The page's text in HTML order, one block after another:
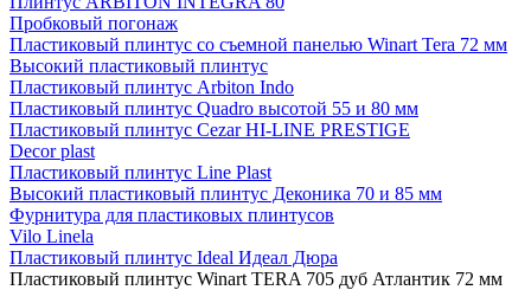
Пробковый погонаж
Пластиковый плинтус со съемной панелью Winart Tera 72 мм
Высокий пластиковый плинтус
Пластиковый плинтус Arbiton Indo
Пластиковый плинтус Quadro высотой 55 и 80 мм
Пластиковый плинтус Cezar HI-LINE PRESTIGE
Decor plast
Пластиковый плинтус Line Plast
Высокий пластиковый плинтус Деконика 70 и 85 мм
Фурнитура для пластиковых плинтусов
Vilo Linela
Пластиковый плинтус Ideal Идеал Дюра
Пластиковый плинтус Winart TERA 705 дуб Атлантик 72 мм